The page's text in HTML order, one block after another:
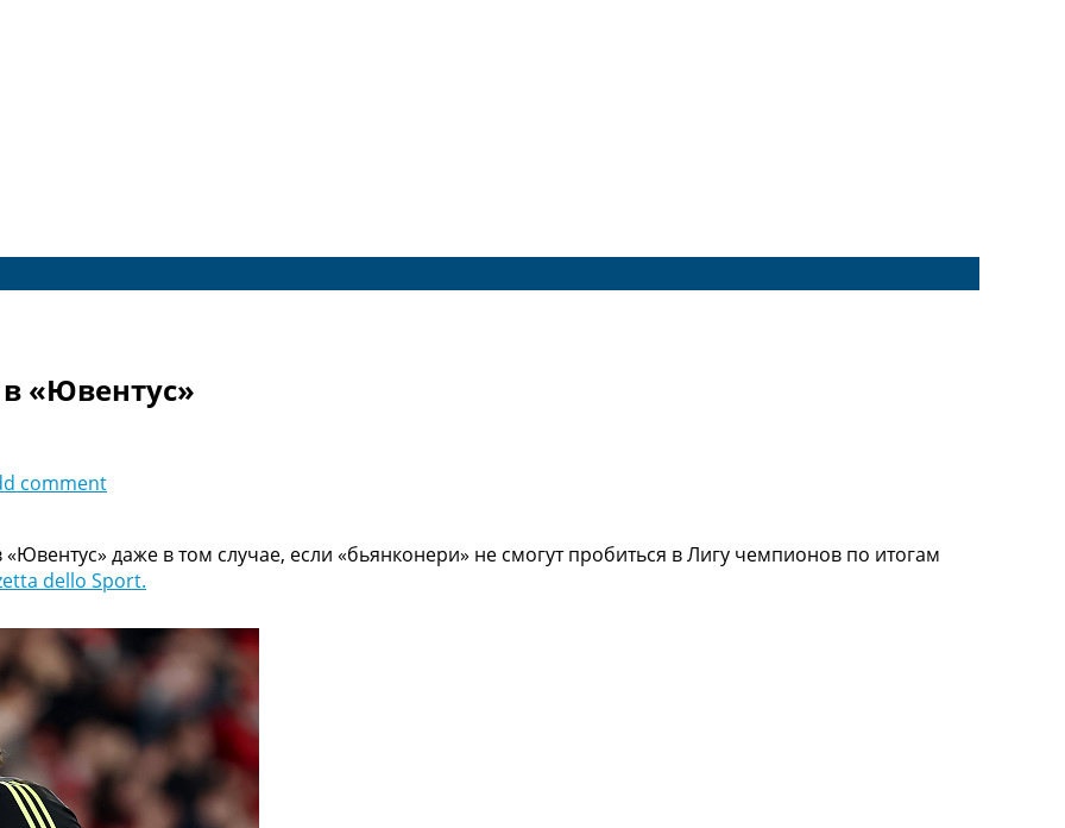
«Ювентус»
comment
даже в том случае, если «бьянконери» не смогут пробиться в Лигу чемпионов по итогам
dello Sport.